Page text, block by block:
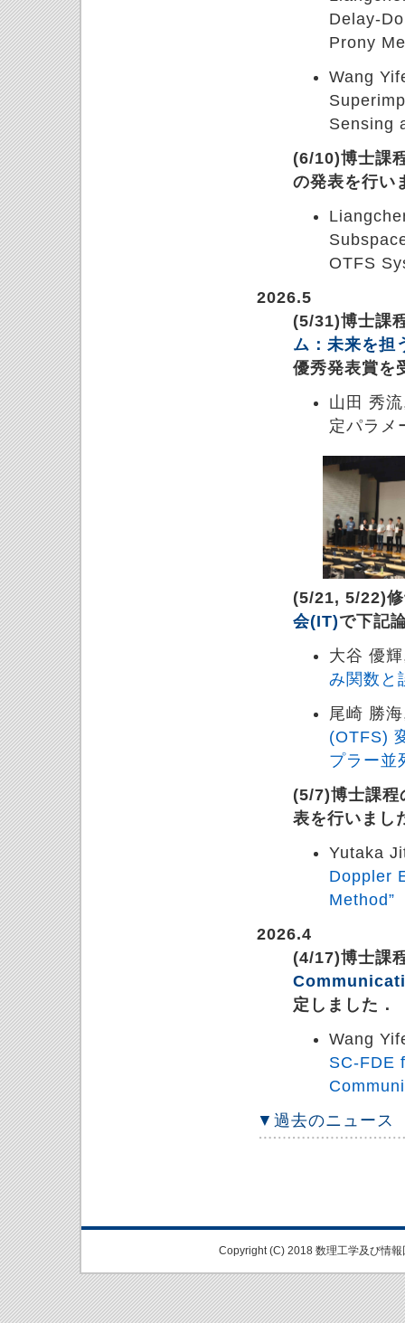
Delay-
Prony
Wang
Sensing
(6/10)博士課
の発表を行い
OTFS
2026.5
(5/31)博士課
ム：未来を担
優秀発表賞を
山田 秀
定パラメ
(5/21, 5/22)
会(IT)で下記
大谷 優
み関数と
尾崎 勝
(OTFS)
プラー並
(5/7)博士課程
表を行いまし
Yutaka
Doppler
Method”
2026.4
(4/17)博士課
定しました．
Wang
SC-FDE
▼過去のニュース
Copyright (C) 2018 数理工学及び情